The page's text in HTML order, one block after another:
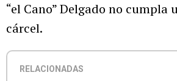
“el Cano” Delgado no cumpla
cárcel.
RELACIONADAS